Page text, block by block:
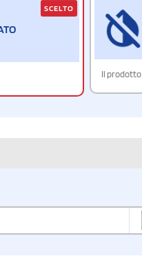
SCELTO
Il prodotto